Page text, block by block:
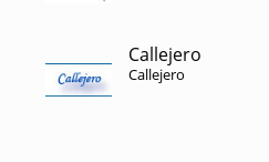
Callejero
Callejero